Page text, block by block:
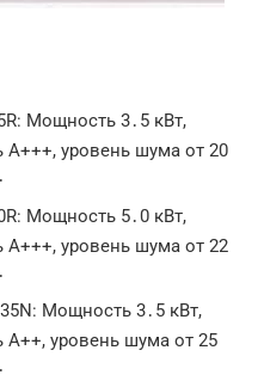
Мощность 3․5 кВт,
A+++, уровень шума от 20
Мощность 5․0 кВт,
A+++, уровень шума от 22
Мощность 3․5 кВт,
A++, уровень шума от 25